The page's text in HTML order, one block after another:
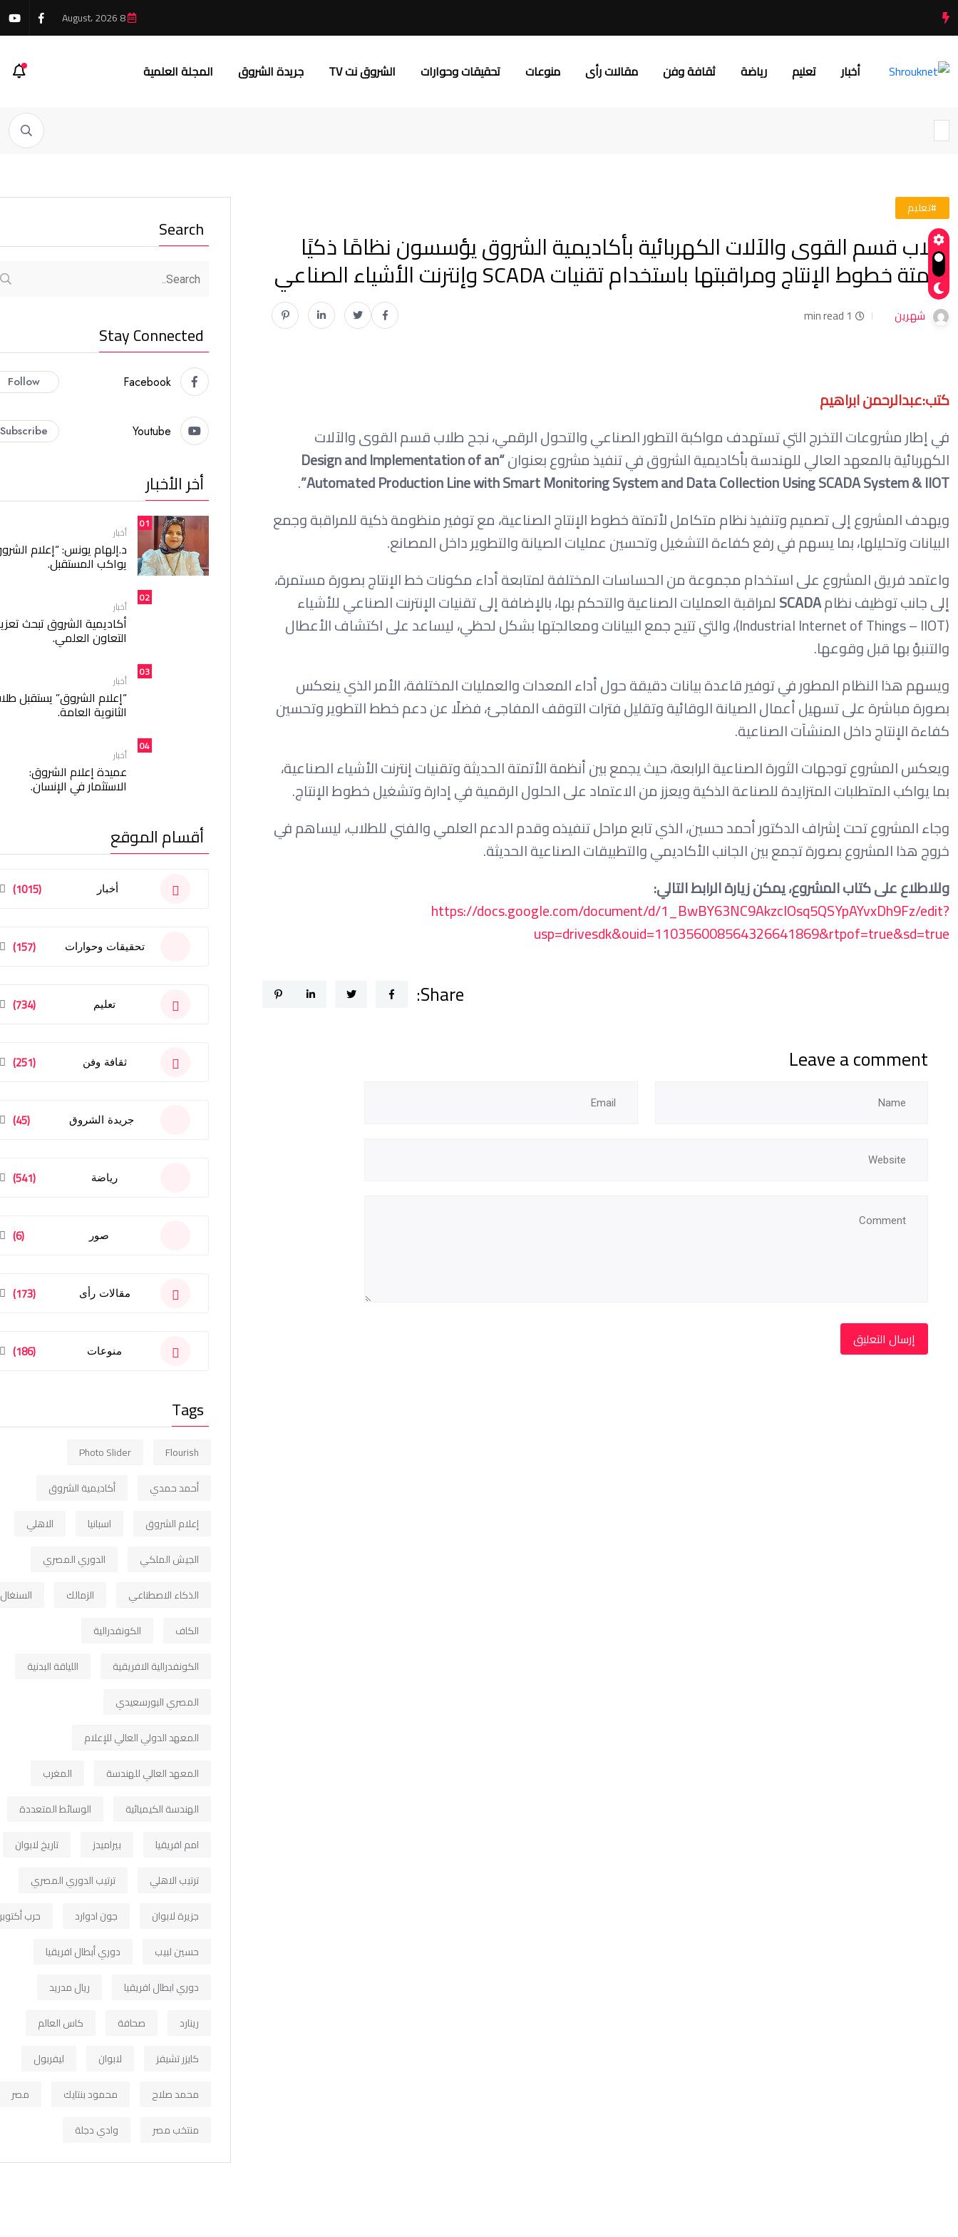
أخبار تعليم رياضة ثقافة وفن مقالات رأى منوعات تحقيقات وحوارات الشروق نت TV جريدة الشروق المجلة العلمية
#تعليم
طلاب قسم القوى والآلات الكهربائية بأكاديمية الشروق يؤسسون نظامًا ذكيًا
لأتمتة خطوط الإنتاج ومراقبتها باستخدام تقنيات SCADA وإنترنت الأشياء الصناعي
شهرين 1 min read
كتب:عبدالرحمن ابراهيم
في إطار مشروعات التخرج التي تستهدف مواكبة التطور الصناعي والتحول الرقمي، نجح طلاب قسم القوى والآلات
الكهربائية بالمعهد العالي للهندسة بأكاديمية الشروق في تنفيذ مشروع بعنوان “Design and Implementation of an
Automated Production Line with Smart Monitoring System and Data Collection Using SCADA System & IIOT”
.
ويهدف المشروع إلى تصميم وتنفيذ نظام متكامل لأتمتة خطوط الإنتاج الصناعية، مع توفير منظومة ذكية للمراقبة وجمع
البيانات وتحليلها، بما يسهم في رفع كفاءة التشغيل وتحسين عمليات الصيانة والتطوير داخل المصانع.
واعتمد فريق المشروع على استخدام مجموعة من الحساسات المختلفة لمتابعة أداء مكونات خط الإنتاج بصورة مستمرة،
إلى جانب توظيف نظامSCADAلمراقبة العمليات الصناعية والتحكم بها، بالإضافة إلى تقنيات الإنترنت الصناعي للأشياء
(Industrial Internet of Things – IIOT)، والتي تتيح جمع البيانات ومعالجتها بشكل لحظي، ليساعد على اكتشاف الأعطال
والتنبؤ بها قبل وقوعها.
ويسهم هذا النظام المطور في توفير قاعدة بيانات دقيقة حول أداء المعدات والعمليات المختلفة، الأمر الذي ينعكس
بصورة مباشرة على تسهيل أعمال الصيانة الوقائية وتقليل فترات التوقف المفاجئ، فضلًا عن دعم خطط التطوير وتحسين
كفاءة الإنتاج داخل المنشآت الصناعية.
ويعكس المشروع توجهات الثورة الصناعية الرابعة، حيث يجمع بين أنظمة الأتمتة الحديثة وتقنيات إنترنت الأشياء الصناعية،
بما يواكب المتطلبات المتزايدة للصناعة الذكية ويعزز من الاعتماد على الحلول الرقمية في إدارة وتشغيل خطوط الإنتاج.
وجاء المشروع تحت إشراف الدكتور أحمد حسين، الذي تابع مراحل تنفيذه وقدم الدعم العلمي والفني للطلاب، ليساهم في
خروج هذا المشروع بصورة تجمع بين الجانب الأكاديمي والتطبيقات الصناعية الحديثة.
وللاطلاع على كتاب المشروع، يمكن زيارة الرابط التالي:
https://docs.google.com/document/d/1_BwBY63NC9AkzclOsq5QSYpAYvxDh9Fz/edit?
usp=drivesdk&ouid=110356008564326641869&rtpof=true&sd=true
Share:
Leave a comment
Search
Stay Connected
Facebook
Follow
Youtube
Subscribe
أخر الأخبار
01
أخبار
د.إلهام يونس: “إعلام
يواكب المستقبل.
02
أخبار
أكاديمية الشروق تبحث
التعاون العلمي.
03
أخبار
“إعلام الشروق” يستقبل
الثانوية العامة.
04
أخبار
عميدة إعلام الشروق:
الاستثمار في الإنسان.
أقسام الموقع
أخبار (1015)
تحقيقات وحوارات (157)
تعليم (734)
ثقافة وفن (251)
جريدة الشروق (45)
رياضة (541)
صور (6)
مقالات رأى (173)
منوعات (186)
Tags
Flourish
Photo Slider
أحمد حمدي
أكاديمية الشروق
إعلام الشروق
اسبانيا
الاهلي
الجيش الملكي
الدوري المصري
الذكاء الاصطناعي
الزمالك
السنغال
الكاف
الكونفدرالية
الكونفدرالية الافريقية
اللياقة البدنية
المصري البورسعيدي
المعهد الدولي العالي للإعلام
المعهد العالي للهندسة
المغرب
الهندسة الكيميائية
الوسائط المتعددة
امم افريقيا
بيراميدز
تاريخ لابوان
ترتيب الاهلي
ترتيب الدوري المصري
جزيرة لابوان
جون ادوارد
حرب أكتوبر
حسين لبيب
دوري أبطال افريقيا
دوري ابطال افريقيا
ريال مدريد
رينارد
صحافة
كاس العالم
كايزر تشيفز
لابوان
ليفربول
محمد صلاح
محمود بنتايك
مصر
منتخب مصر
وادي دجلة